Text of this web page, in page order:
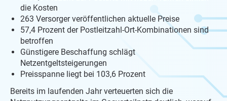
die Kosten
263 Versorger veröffentlichen aktuelle Preise
57,4 Prozent der Postleitzahl-Ort-Kombinationen sind
betroffen
Günstigere Beschaffung schlägt
Netzentgeltsteigerungen
Preisspanne liegt bei 103,6 Prozent
Bereits im laufenden Jahr verteuerten sich die